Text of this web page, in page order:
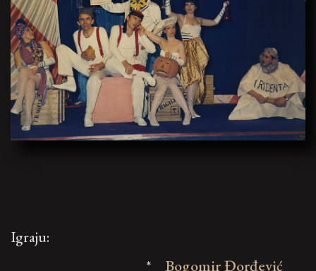
Igraju:
*
Bogomir Đorđević